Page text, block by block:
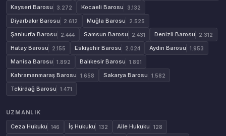
Kayseri Barosu 3.272 Kocaeli Barosu 3.132
Diyarbakır Barosu 2.612 Muğla Barosu 2.525
Şanlıurfa Barosu 2.444 Samsun Barosu 2.431 Denizli Barosu 2.312
Hatay Barosu 2.155 Eskişehir Barosu 2.024 Aydın Barosu 1.953
Manisa Barosu 1.892 Balıkesir Barosu 1.891
Kahramanmaraş Barosu 1.658 Sakarya Barosu 1.582
Tekirdağ Barosu 1.471
UZMANLIK
Ceza Hukuku
146 İş Hukuku 132 Aile Hukuku 128